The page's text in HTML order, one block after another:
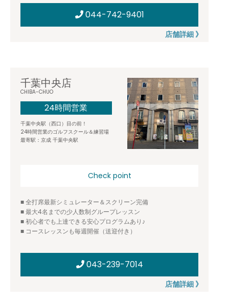
044-742-9401
店舗詳細 》
千葉中央店
CHIBA-CHUO
24時間営業
千葉中央駅（西口）目の前！
24時間営業のゴルフスクール＆練習場
最寄駅：京成 千葉中央駅
Check point
■ 全打席最新シミュレーター＆スクリーン完備
■ 最大4名までの少人数制グループレッスン
■ 初心者でも上達できる安心プログラムあり♪
■ コースレッスンも毎週開催（送迎付き）
043-239-7014
店舗詳細 》